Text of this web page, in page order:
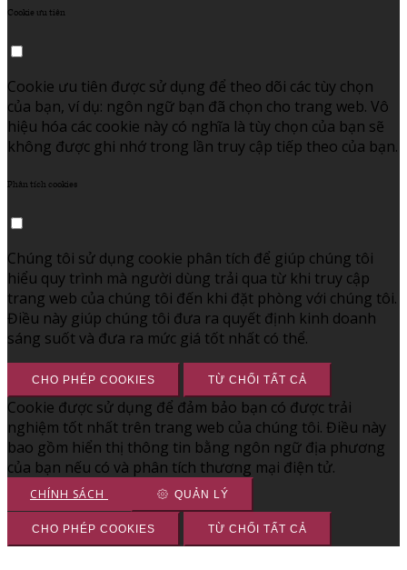
Cookie ưu tiên
Cookie ưu tiên được sử dụng để theo dõi các tùy chọn
của bạn, ví dụ: ngôn ngữ bạn đã chọn cho trang web. Vô
hiệu hóa các cookie này có nghĩa là tùy chọn của bạn sẽ
không được ghi nhớ trong lần truy cập tiếp theo của bạn.
Phân tích cookies
Chúng tôi sử dụng cookie phân tích để giúp chúng tôi
hiểu quy trình mà người dùng trải qua từ khi truy cập
trang web của chúng tôi đến khi đặt phòng với chúng tôi.
Điều này giúp chúng tôi đưa ra quyết định kinh doanh
sáng suốt và đưa ra mức giá tốt nhất có thể.
CHO PHÉP COOKIES TỪ CHỐI TẤT CẢ
Cookie được sử dụng để đảm bảo bạn có được trải
nghiệm tốt nhất trên trang web của chúng tôi. Điều này
bao gồm hiển thị thông tin bằng ngôn ngữ địa phương
của bạn nếu có và phân tích thương mại điện tử.
CHÍNH SÁCH QUẢN LÝ
CHO PHÉP COOKIES TỪ CHỐI TẤT CẢ